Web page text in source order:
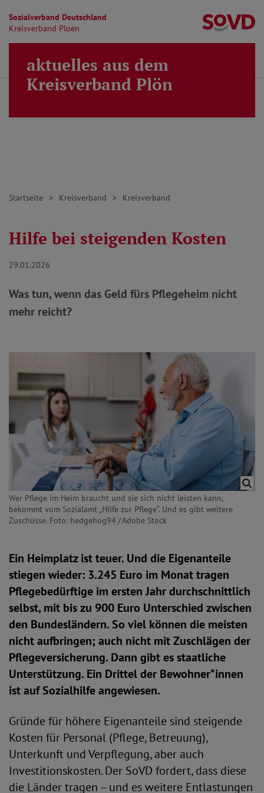
Sozialverband Deutschland
Kreisverband Ploen
Direkt zu den Inhalten springen
MENÜ
aktuelles aus dem
Kreisverband Plön
Startseite Kreisverband Kreisverband
Hilfe bei steigenden Kosten
29.01.2026
Was tun, wenn das Geld fürs Pflegeheim nicht
mehr reicht?
Wer Pflege im Heim braucht und sie sich nicht leisten kann,
bekommt vom Sozialamt „Hilfe zur Pflege“. Und es gibt weitere
Zuschüsse. Foto: hedgehog94 / Adobe Stock
Ein Heimplatz ist teuer. Und die Eigenanteile
stiegen wieder: 3.245 Euro im Monat tragen
Pflegebedürftige im ersten Jahr durchschnittlich
selbst, mit bis zu 900 Euro Unterschied zwischen
den Bundesländern. So viel können die meisten
nicht aufbringen; auch nicht mit Zuschlägen der
Pflegeversicherung. Dann gibt es staatliche
Unterstützung. Ein Drittel der Bewohner*innen
ist auf Sozialhilfe angewiesen.
Gründe für höhere Eigenanteile sind steigende
Kosten für Personal (Pflege, Betreuung),
Unterkunft und Verpflegung, aber auch
Investitionskosten. Der SoVD fordert, dass diese
die Länder tragen – und es weitere Entlastungen